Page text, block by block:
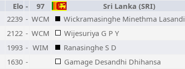
Elo - 97 Sri Lanka (SRI)
2239 - WCM Wickramasinghe Minethma Lasandi
2122 - WCM Wijesuriya G P Y
1993 - WIM Ranasinghe S D
1630 - Gamage Desandhi Dhihansa